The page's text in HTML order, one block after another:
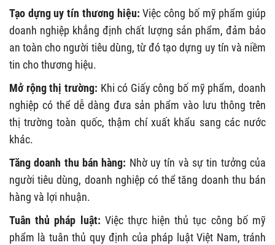
Tạo dựng uy tín thương hiệu: Việc công bố mỹ phẩm giúp
doanh nghiệp khẳng định chất lượng sản phẩm, đảm bảo
an toàn cho người tiêu dùng, từ đó tạo dựng uy tín và niềm
tin cho thương hiệu.
Mở rộng thị trường: Khi có Giấy công bố mỹ phẩm, doanh
nghiệp có thể dễ dàng đưa sản phẩm vào lưu thông trên
thị trường toàn quốc, thậm chí xuất khẩu sang các nước
khác.
Tăng doanh thu bán hàng: Nhờ uy tín và sự tin tưởng của
người tiêu dùng, doanh nghiệp có thể tăng doanh thu bán
hàng và lợi nhuận.
Tuân thủ pháp luật: Việc thực hiện thủ tục công bố mỹ
phẩm là tuân thủ quy định của pháp luật Việt Nam, tránh